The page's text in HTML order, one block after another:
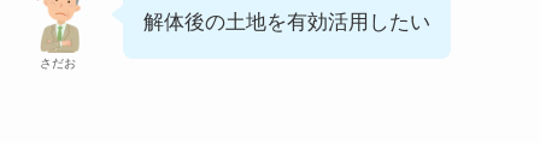
さだお
解体後の土地を有効活用したい